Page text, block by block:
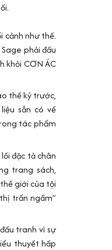
cảnh như thế.
phải đấu
khỏi CƠN ÁC
thế kỷ trước,
sẵn có về
tác phẩm
đặc tả chân
trang sách,
giới của tội
trấn ngầm”
tranh vì sự
thuyết hấp